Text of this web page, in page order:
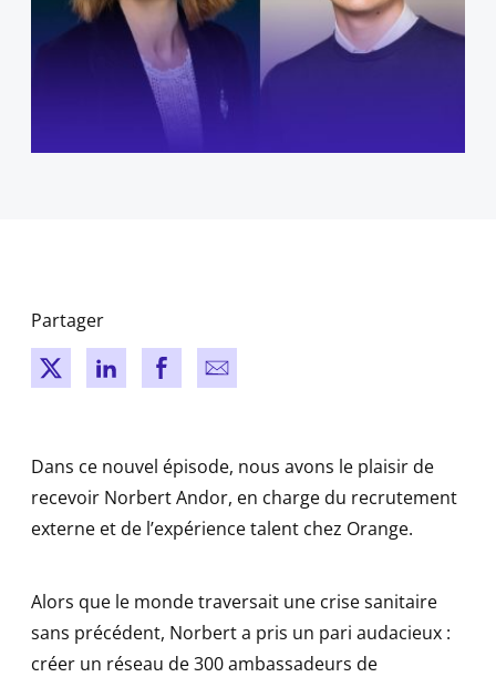
Partager
New windowNew window
New windowNew window
Dans ce nouvel épisode, nous avons le plaisir de
recevoir Norbert Andor, en charge du recrutement
externe et de l’expérience talent chez Orange.
Alors que le monde traversait une crise sanitaire
sans précédent, Norbert a pris un pari audacieux :
créer un réseau de 300 ambassadeurs de